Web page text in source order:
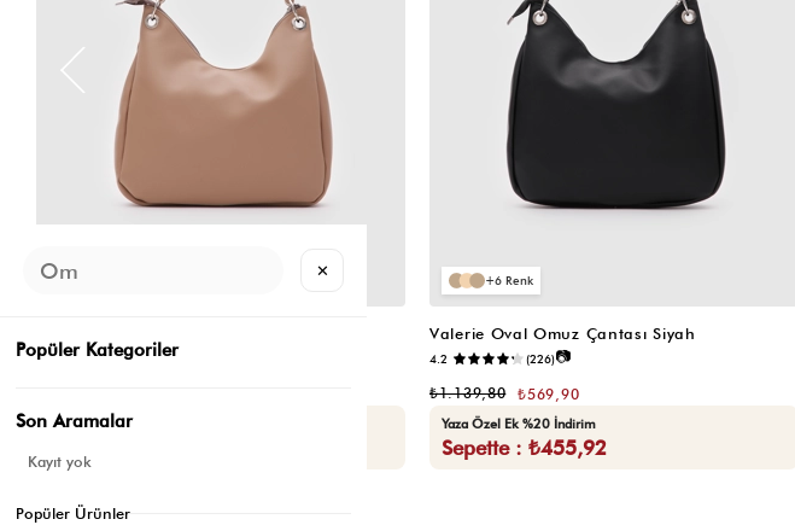
3.4 (12)📷
Seçili Ürünlerde Ek %30 İndirim
6
Valerie Oval Omuz Çantası Siyah
4.2 (226)📷
₺569,90
₺1.139,80
Yaza Özel Ek %20 İndirim
Sepette : ₺455,92
✕
Popüler Kategoriler
Son Aramalar
Kayıt yok
Popüler Ürünler